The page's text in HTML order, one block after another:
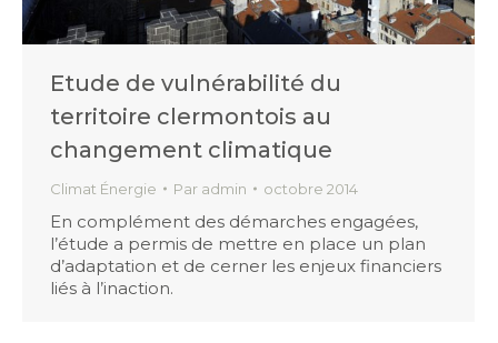
Etude de vulnérabilité du
territoire clermontois au
changement climatique
Climat Énergie Par admin octobre 2014
En complément des démarches engagées,
l’étude a permis de mettre en place un plan
d’adaptation et de cerner les enjeux financiers
liés à l’inaction.